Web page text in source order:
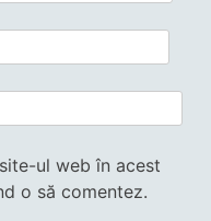
ul web în acest
o să comentez.